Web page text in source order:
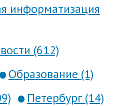
информатизация
(612)
Образование (1)
Петербург (14)